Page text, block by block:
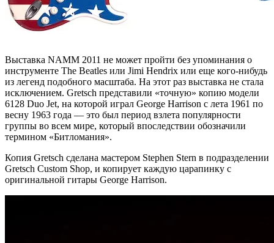
Выставка NAMM 2011 не может пройти без упоминания о
инструменте The Beatles или Jimi Hendrix или еще кого-нибудь
из легенд подобного масштаба. На этот раз выставка не стала
исключением. Gretsch представили «точную» копию модели
6128 Duo Jet, на которой играл George Harrison с лета 1961 по
весну 1963 года — это был период взлета популярности
группы во всем мире, который впоследствии обозначили
термином «Битломания».
Копия Gretsch сделана мастером Stephen Stern в подразделении
Gretsch Custom Shop, и копирует каждую царапинку с
оригинальной гитары George Harrison.